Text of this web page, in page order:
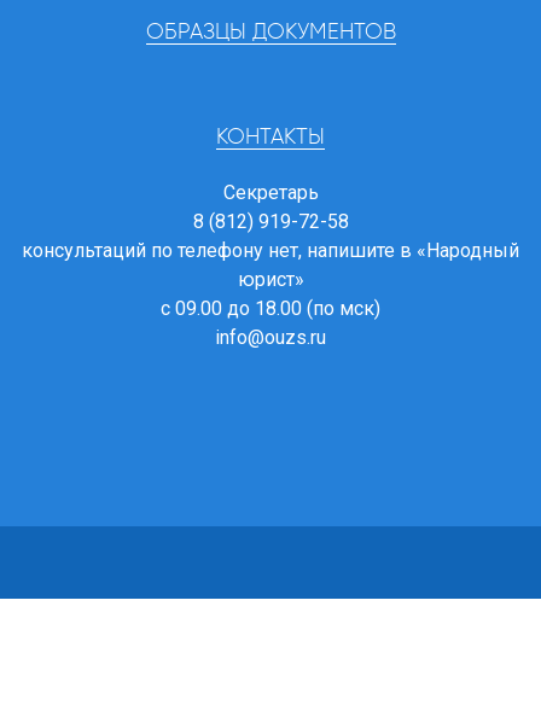
ОБРАЗЦЫ ДОКУМЕНТОВ
КОНТАКТЫ
Секретарь
8 (812) 919-72-58
консультаций по телефону нет, напишите в «Народный
юрист»
с 09.00 до 18.00 (по мск)
info@ouzs.ru